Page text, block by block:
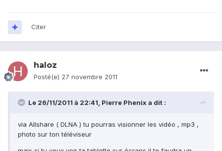
Citer
haloz
Posté(e) 27 novembre 2011
Le 26/11/2011 à 22:41, Pierre Phenix a dit :
via Allshare ( DLNA ) tu pourras visionner les vidéo , mp3 ,
photo sur ton téléviseur